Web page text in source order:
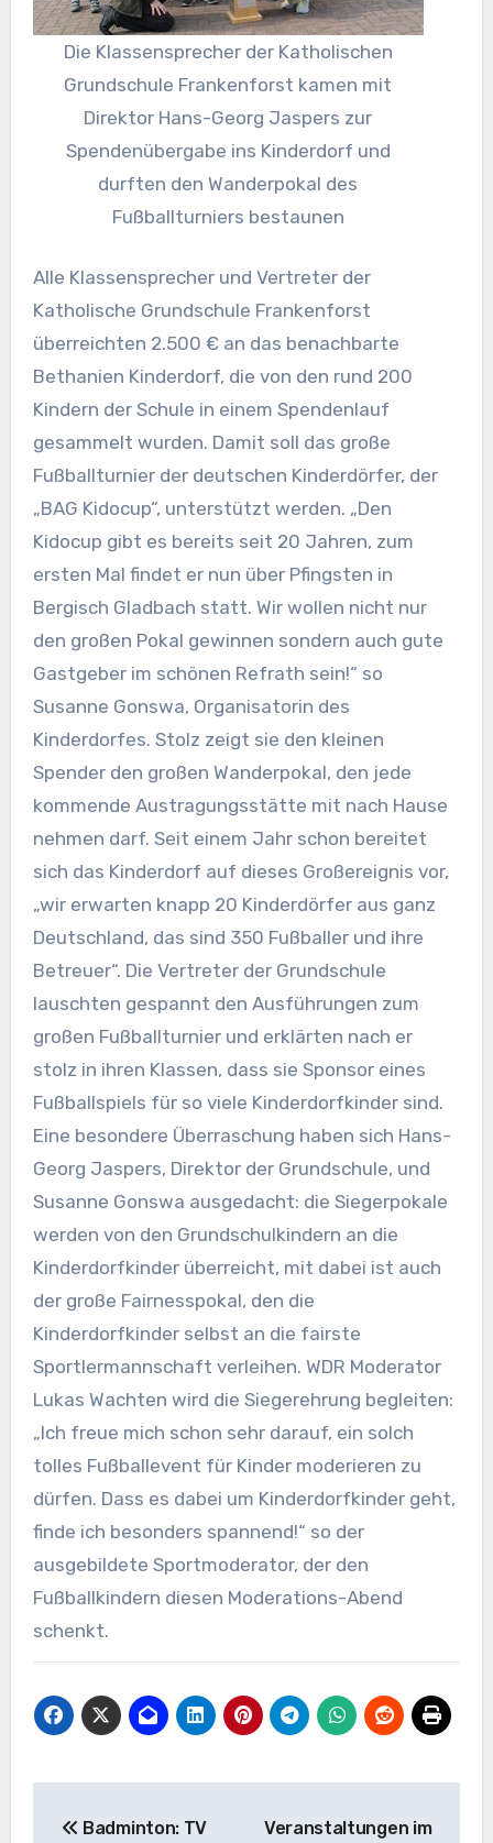
Die Klassensprecher der Katholischen
Grundschule Frankenforst kamen mit
Direktor Hans-Georg Jaspers zur
Spendenübergabe ins Kinderdorf und
durften den Wanderpokal des
Fußballturniers bestaunen
Alle Klassensprecher und Vertreter der
Katholische Grundschule Frankenforst
überreichten 2.500 € an das benachbarte
Bethanien Kinderdorf, die von den rund 200
Kindern der Schule in einem Spendenlauf
gesammelt wurden. Damit soll das große
Fußballturnier der deutschen Kinderdörfer, der
„BAG Kidocup“, unterstützt werden. „Den
Kidocup gibt es bereits seit 20 Jahren, zum
ersten Mal findet er nun über Pfingsten in
Bergisch Gladbach statt. Wir wollen nicht nur
den großen Pokal gewinnen sondern auch gute
Gastgeber im schönen Refrath sein!“ so
Susanne Gonswa, Organisatorin des
Kinderdorfes. Stolz zeigt sie den kleinen
Spender den großen Wanderpokal, den jede
kommende Austragungsstätte mit nach Hause
nehmen darf. Seit einem Jahr schon bereitet
sich das Kinderdorf auf dieses Großereignis vor,
„wir erwarten knapp 20 Kinderdörfer aus ganz
Deutschland, das sind 350 Fußballer und ihre
Betreuer“. Die Vertreter der Grundschule
lauschten gespannt den Ausführungen zum
großen Fußballturnier und erklärten nach er
stolz in ihren Klassen, dass sie Sponsor eines
Fußballspiels für so viele Kinderdorfkinder sind.
Eine besondere Überraschung haben sich Hans-
Georg Jaspers, Direktor der Grundschule, und
Susanne Gonswa ausgedacht: die Siegerpokale
werden von den Grundschulkindern an die
Kinderdorfkinder überreicht, mit dabei ist auch
der große Fairnesspokal, den die
Kinderdorfkinder selbst an die fairste
Sportlermannschaft verleihen. WDR Moderator
Lukas Wachten wird die Siegerehrung begleiten:
„Ich freue mich schon sehr darauf, ein solch
tolles Fußballevent für Kinder moderieren zu
dürfen. Dass es dabei um Kinderdorfkinder geht,
finde ich besonders spannend!“ so der
ausgebildete Sportmoderator, der den
Fußballkindern diesen Moderations-Abend
schenkt.
Badminton: TV Veranstaltungen im